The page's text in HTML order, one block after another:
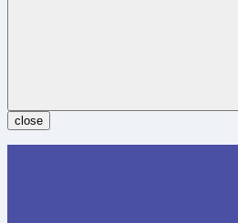
close